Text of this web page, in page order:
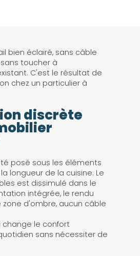
bien éclairé, sans câble
toucher à
C'est le résultat de
chez un particulier à
discrète
posé sous les éléments
longueur de la cuisine. Le
est dissimulé dans le
intégrée, le rendu
zone d'ombre, aucun câble
change le confort
sans nécessiter de